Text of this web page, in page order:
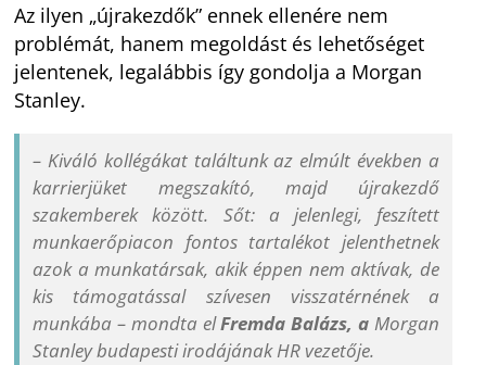
Az ilyen „újrakezdők” ennek ellenére nem
problémát, hanem megoldást és lehetőséget
jelentenek, legalábbis így gondolja a Morgan
Stanley.
– Kiváló kollégákat találtunk az elmúlt években a
karrierjüket megszakító, majd újrakezdő
szakemberek között. Sőt: a jelenlegi, feszített
munkaerőpiacon fontos tartalékot jelenthetnek
azok a munkatársak, akik éppen nem aktívak, de
kis támogatással szívesen visszatérnének a
munkába – mondta elFremda Balázs, aMorgan
Stanley budapesti irodájának HR vezetője.